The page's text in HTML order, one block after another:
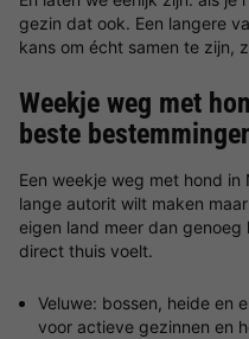
gezin dat ook. Een langere
kans om écht samen te zijn,
Weekje weg met
beste
Een weekje weg met hond
lange autorit wilt maken
eigen land meer dan genoeg
direct thuis voelt.
Veluwe: bossen, heide en
voor actieve gezinnen en